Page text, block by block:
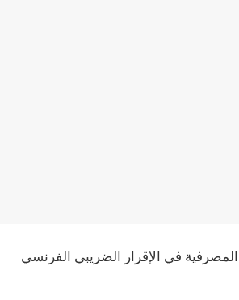
في الإقرار الضريبي الفرنسي